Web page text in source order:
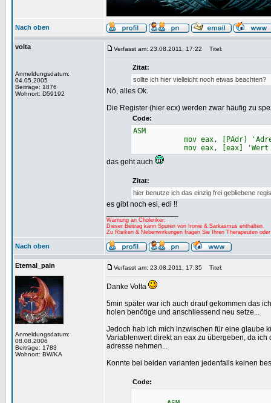
Nach oben
volta
Anmeldungsdatum:
04.05.2005
Beiträge: 1876
Wohnort: D59192
Verfasst am: 23.08.2011, 17:22 Titel:
Zitat:
sollte ich hier vielleicht noch etwas beachten?
Nö, alles Ok.
Die Register (hier ecx) werden zwar häufig zu
Code:
ASM
mov eax, [PAdr]
mov eax, [eax] 'Wert
das geht auch
Zitat:
hier benutze ich das einzig frei gebliebene
es gibt noch esi, edi !!
Warnung an Choleriker:
Dieser Beitrag kann Spuren von Ironie & Sarkasmus enthalten.
Zu Risiken & Nebenwirkungen fragen Sie Ihren Therapeuten
Nach oben
Eternal_pain
Anmeldungsdatum:
08.08.2006
Beiträge: 1783
Wohnort: BW/KA
Verfasst am: 23.08.2011, 17:35 Titel:
Danke Volta
5min später war ich auch drauf gekommen das
holen benötige und anschliessend neu setze...
Jedoch hab ich mich inzwischen für eine glaube
Variablenwert direkt an eax zu übergeben, da
adresse nehmen...
Konnte bei beiden varianten jedenfalls keinen
Code: